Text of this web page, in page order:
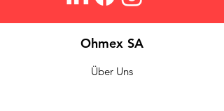
Ohmex SA
Über Uns